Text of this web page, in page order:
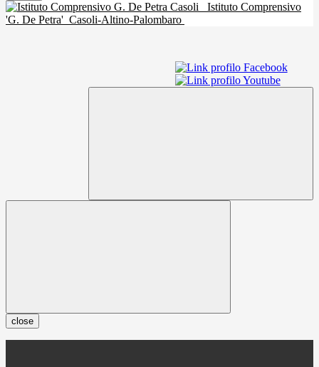
Istituto Comprensivo
'G. De Petra' Casoli-Altino-Palombaro
close